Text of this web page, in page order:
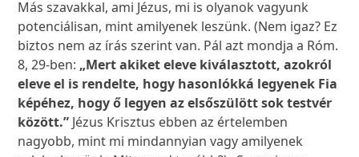
Más szavakkal, ami Jézus, mi is olyanok vagyunk
potenciálisan, mint amilyenek leszünk. (Nem igaz? Ez
biztos nem az írás szerint van. Pál azt mondja a Róm.
8, 29-ben: „Mert akiket eleve kiválasztott, azokról
eleve el is rendelte, hogy hasonlókká legyenek Fia
képéhez, hogy ő legyen az elsőszülött sok testvér
között.” Jézus Krisztus ebben az értelemben
nagyobb, mint mi mindannyian vagy amilyenek